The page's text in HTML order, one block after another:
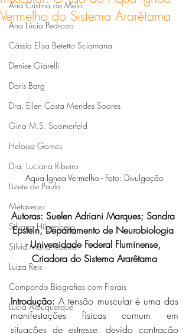
Ana Cristina de Melo
Ana Lúcia Pedrozo
Cássia Elisa Betetto Sciamana
Denise Giarelli
Doris Barg
Dra. Ellen Costa Mendes Soares
Gina M.S. Soomerfeld
Heloisa Gomes
Dra. Luciana Ribeiro
Lizete de Paula
Metaverso
Silvana Hilgenberg
Silvia Maria Ribeiro
Luiza Reis
Compondo Biografias com Florais
Lucia Albuquerque
Vermelho do Sistema Ararêtama
Aqua Ignea Vermelho - Foto: Divulgação
Autoras: Suelen Adriani Marques; Sandra
Epstein, Departamento de Neurobiologia
- Universidade Federal Fluminense,
Criadora do Sistema Ararêtama
Introdução: A tensão muscular é uma das
manifestações físicas comum em
situações de estresse, devido contração